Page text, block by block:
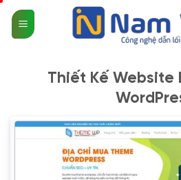
qua
nội
Thiết Kế Website